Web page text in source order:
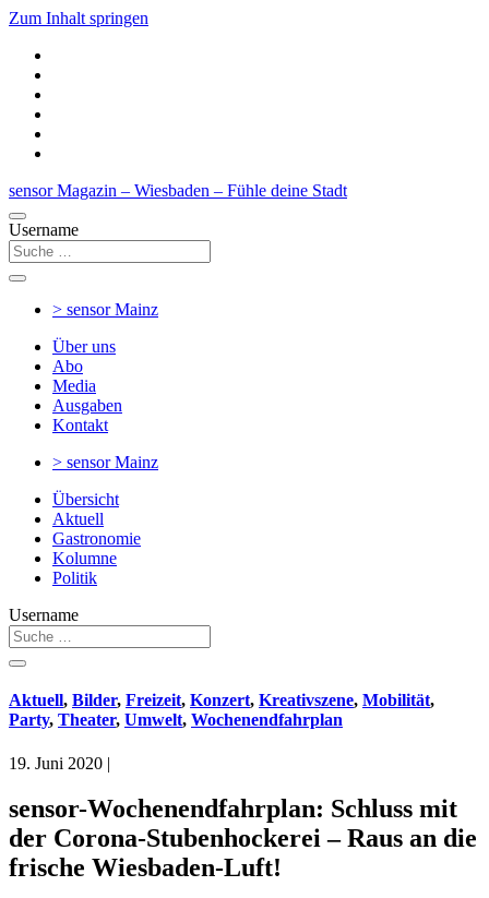
Zum Inhalt springen
sensor Magazin – Wiesbaden – Fühle deine Stadt
Username
> sensorMainz
Über uns
Abo
Media
Ausgaben
Kontakt
> sensorMainz
Übersicht
Aktuell
Gastronomie
Kolumne
Politik
Username
Aktuell, Bilder, Freizeit, Konzert, Kreativszene, Mobilität,
Party, Theater, Umwelt, Wochenendfahrplan
19. Juni 2020 |
sensor-Wochenendfahrplan: Schluss mit
der Corona-Stubenhockerei – Raus an die
frische Wiesbaden-Luft!